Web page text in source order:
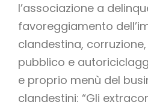
l’associazione a
favoreggiamento
clandestina,
pubblico e
e proprio menù del
clandestini: “Gli